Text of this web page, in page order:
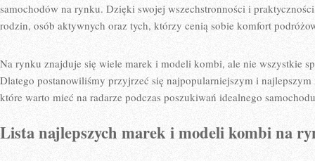
samochodów na rynku.‍ Dzięki​ swojej wszechstronności i⁤
rodzin, osób aktywnych​ oraz tych, którzy cenią sobie komfort
Na rynku znajduje się​ wiele marek i modeli kombi, ale nie ​wszystkie
‍Dlatego postanowiliśmy⁣ przyjrzeć się najpopularniejszym i
które warto⁣ mieć na ‌radarze​ podczas poszukiwań idealnego
Lista najlepszych marek i⁢ modeli kombi​ na